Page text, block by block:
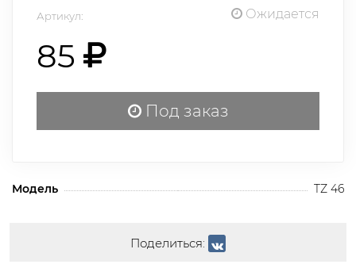
Артикул: Ожидается
85
Под заказ
Модель TZ 46
Поделиться: